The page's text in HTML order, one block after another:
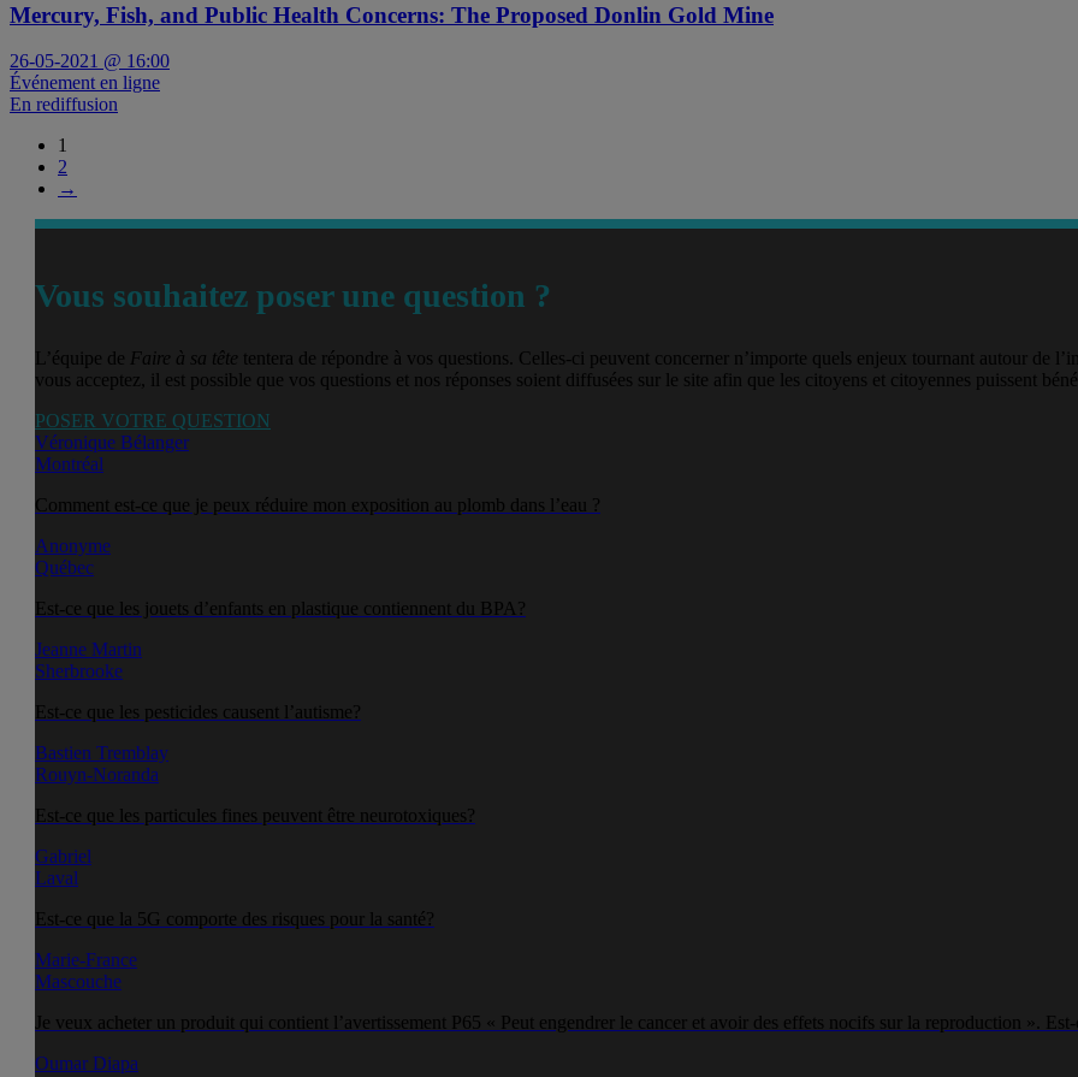
Mercury, Fish, and Public Health Concerns: The Proposed Donlin Gold Mine
26-05-2021 @ 16:00
Événement en ligne
En rediffusion
1
2
→
Vous souhaitez poser une question ?
L’équipe de Faire à sa tête tentera de répondre à vos questions. Celles-ci peuvent concerner n’importe quels enjeux tournant autour de
vous acceptez, il est possible que vos questions et nos réponses soient diffusées sur le site afin que les citoyens et citoyennes puissent
POSER VOTRE QUESTION
Véronique Bélanger
Montréal
Comment est-ce que je peux réduire mon exposition au plomb dans l’eau ?
Anonyme
Québec
Est-ce que les jouets d’enfants en plastique contiennent du BPA?
Jeanne Martin
Sherbrooke
Est-ce que les pesticides causent l’autisme?
Bastien Tremblay
Rouyn-Noranda
Est-ce que les particules fines peuvent être neurotoxiques?
Gabriel
Laval
Est-ce que la 5G comporte des risques pour la santé?
Marie-France
Mascouche
Je veux acheter un produit qui contient l’avertissement P65 « Peut engendrer le cancer et avoir des effets nocifs sur la reproduction ».
Oumar Diapa